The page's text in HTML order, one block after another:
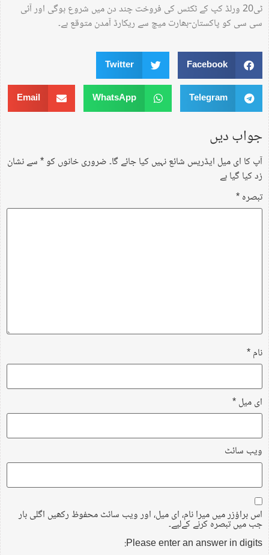
ٹی20 ورلڈ کپ کے ٹکٹس کی فروخت چند دن میں شروع ہوگی اور آئی
سی سی کو پاکستان-بھارت میچ سے ریکارڈ آمدن متوقع ہے۔
Facebook
Twitter
Telegram
WhatsApp
Email
جواب دیں
آپ کا ای میل ایڈریس شائع نہیں کیا جائے گا۔ضروری خانوں کو*سے نشان
زد کیا گیا ہے
تبصرہ*
نام*
ای میل*
ویب‌ سائٹ
اس براؤزر میں میرا نام، ای میل، اور ویب سائٹ محفوظ رکھیں اگلی بار
جب میں تبصرہ کرنے کےلیے۔
Please enter an answer in digits: